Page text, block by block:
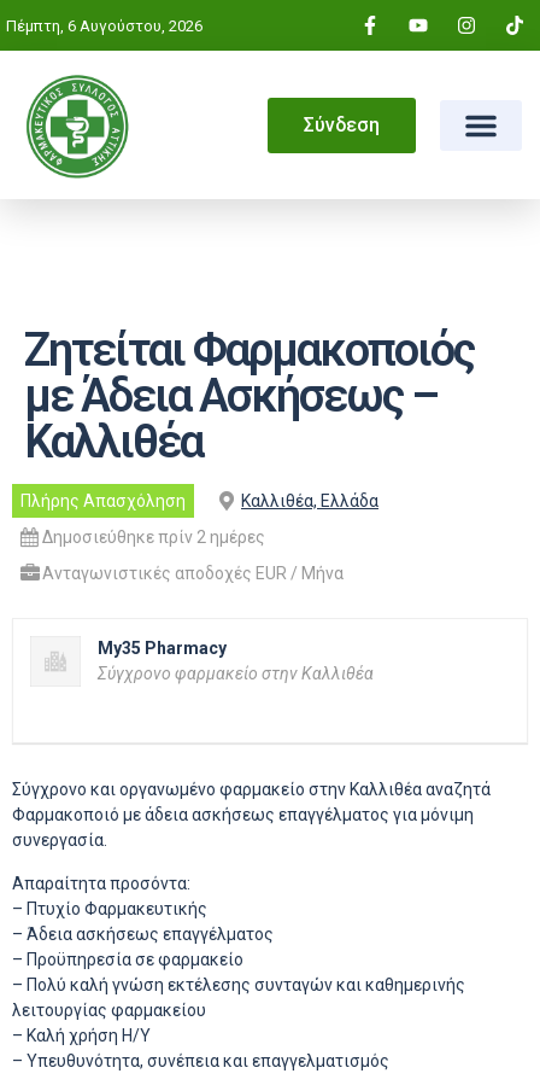
Πέμπτη, 6 Αυγούστου, 2026
Σύνδεση
Ζητείται Φαρμακοποιός
με Άδεια Ασκήσεως –
Καλλιθέα
Πλήρης Απασχόληση
Καλλιθέα, Ελλάδα
Δημοσιεύθηκε πρίν 2 ημέρες
Ανταγωνιστικές αποδοχές EUR / Μήνα
My35 Pharmacy
Σύγχρονο φαρμακείο στην Καλλιθέα
Σύγχρονο και οργανωμένο φαρμακείο στην Καλλιθέα αναζητά
Φαρμακοποιό με άδεια ασκήσεως επαγγέλματος για μόνιμη
συνεργασία.
Απαραίτητα προσόντα:
– Πτυχίο Φαρμακευτικής
– Άδεια ασκήσεως επαγγέλματος
– Προϋπηρεσία σε φαρμακείο
– Πολύ καλή γνώση εκτέλεσης συνταγών και καθημερινής
λειτουργίας φαρμακείου
– Καλή χρήση Η/Υ
– Υπευθυνότητα, συνέπεια και επαγγελματισμός